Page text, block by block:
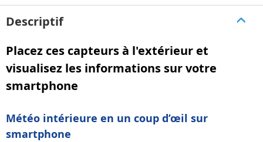
Descriptif
Placez ces capteurs à l'extérieur et
visualisez les informations sur votre
smartphone
Météo intérieure en un coup d’œil sur
smartphone